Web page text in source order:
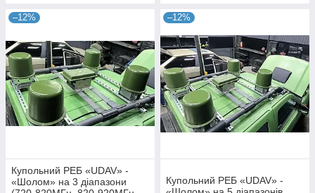
–12%
Купольний РЕБ «UDAV» -
«Шолом» на 3 діапазони
–12%
Купольний РЕБ «UDAV» -